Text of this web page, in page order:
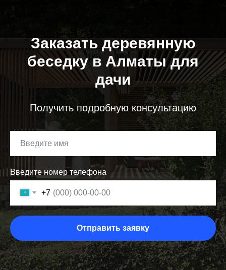
Заказать деревянную
беседку в Алматы для
дачи
Получить подробную консультацию
Введите номер телефона
+7
Отправить заявку